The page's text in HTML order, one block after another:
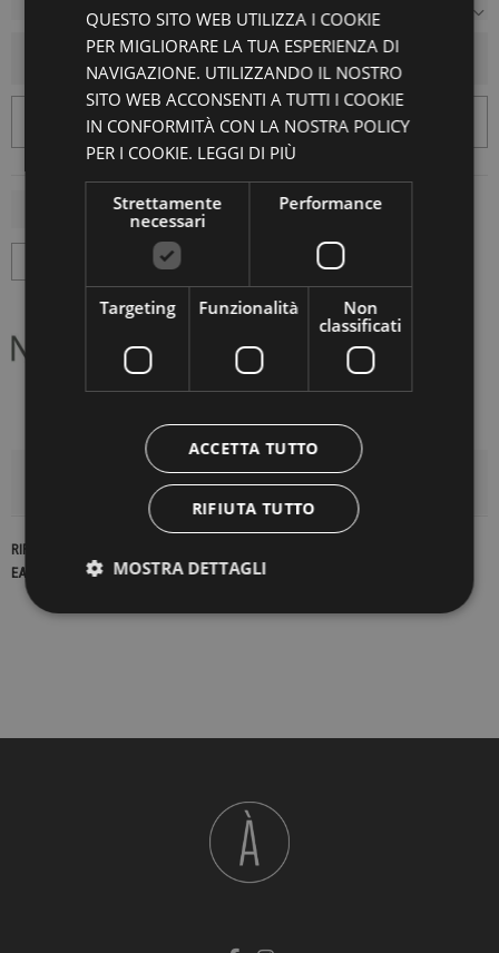
AGGIUNGI AL CARRELLO
DETTAGLI DEL PRODOTTO
RIFERIMENTO
EAN13
2900000425101
QUESTO SITO WEB UTILIZZA I COOKIE
PER MIGLIORARE LA TUA ESPERIENZA DI
NAVIGAZIONE. UTILIZZANDO IL NOSTRO
SITO WEB ACCONSENTI A TUTTI I COOKIE
IN CONFORMITÀ CON LA NOSTRA POLICY
PER I COOKIE. LEGGI DI PIÙ
Strettamente
necessari
Performance
Targeting Funzionalità
Non
classificati
ACCETTA TUTTO
RIFIUTA TUTTO
MOSTRA DETTAGLI